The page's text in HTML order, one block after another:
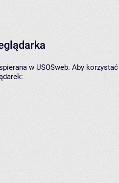
w USOSweb. Aby